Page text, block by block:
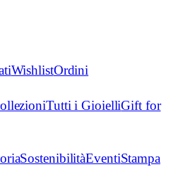
WishlistOrdini
Tutti i GioielliGift for
SostenibilitàEventiStampa